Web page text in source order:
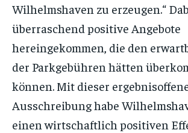
Wilhelmshaven zu erzeugen.“
überraschend positive Angebote
hereingekommen, die den
der Parkgebühren hätten
können. Mit dieser
Ausschreibung habe
einen wirtschaftlich positiven